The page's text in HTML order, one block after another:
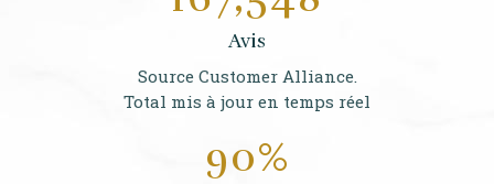
Avis
Source Customer Alliance.
Total mis à jour en temps réel
90%